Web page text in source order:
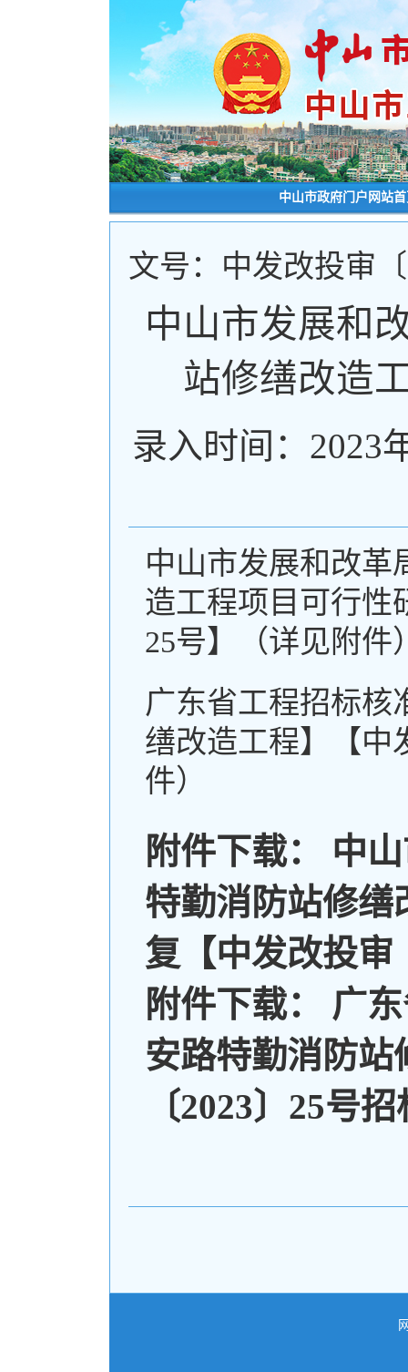
中山市政府门户网站
文号：中发改投审
中山市发展和
站修缮改造
录入时间：2023
中山市发展和改革
造工程项目可行性
25号】（详见附件
广东省工程招标核
缮改造工程】【中
件）
附件下载： 中
特勤消防站修缮
复【中发改投审
附件下载： 广
安路特勤消防站
〔2023〕25号